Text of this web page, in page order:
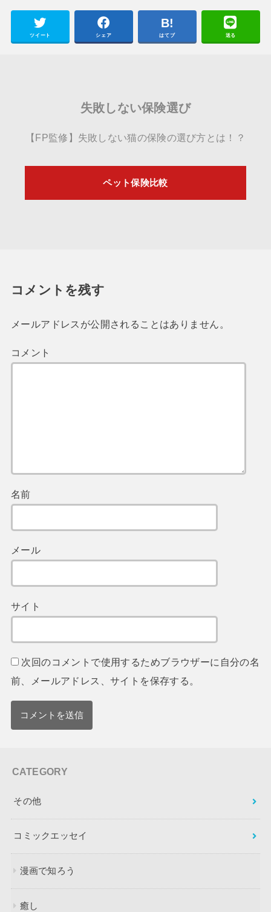
ツイート シェア はてブ 送る
失敗しない保険選び
【FP監修】失敗しない猫の保険の選び方とは！？
ペット保険比較
コメントを残す
メールアドレスが公開されることはありません。
コメント
名前
メール
サイト
次回のコメントで使用するためブラウザーに自分の名
前、メールアドレス、サイトを保存する。
CATEGORY
その他
コミックエッセイ
漫画で知ろう
癒し